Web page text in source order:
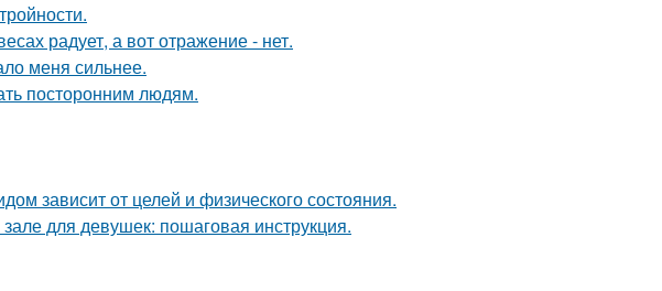
радует, а вот отражение - нет.
меня сильнее.
посторонним людям.
зависит от целей и физического состояния.
для девушек: пошаговая инструкция.